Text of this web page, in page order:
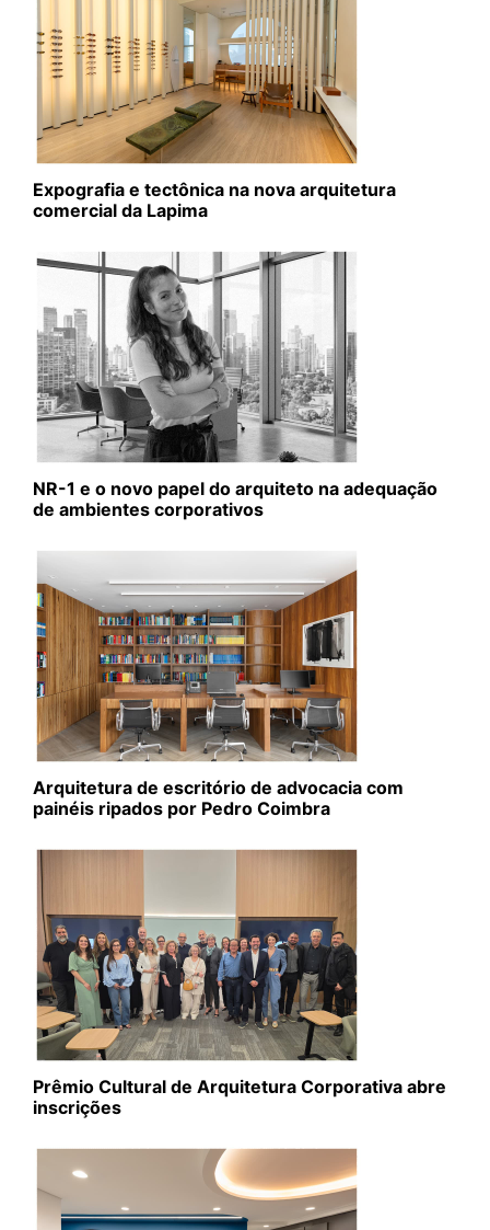
Expografia e tectônica na nova arquitetura
comercial da Lapima
NR-1 e o novo papel do arquiteto na adequação
de ambientes corporativos
Arquitetura de escritório de advocacia com
painéis ripados por Pedro Coimbra
Prêmio Cultural de Arquitetura Corporativa abre
inscrições